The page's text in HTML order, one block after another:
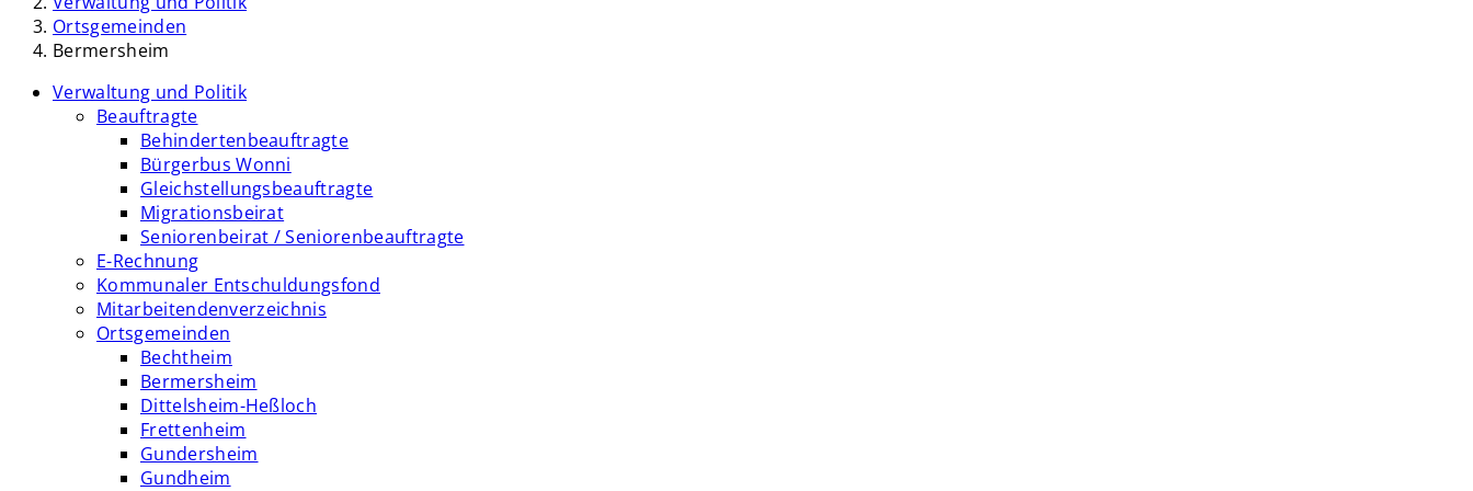
Ortsgemeinden
Bermersheim
Verwaltung und Politik
Beauftragte
Behindertenbeauftragte
Bürgerbus Wonni
Gleichstellungsbeauftragte
Migrationsbeirat
Seniorenbeirat / Seniorenbeauftragte
E-Rechnung
Kommunaler Entschuldungsfond
Mitarbeitendenverzeichnis
Ortsgemeinden
Bechtheim
Bermersheim
Dittelsheim-Heßloch
Frettenheim
Gundersheim
Gundheim